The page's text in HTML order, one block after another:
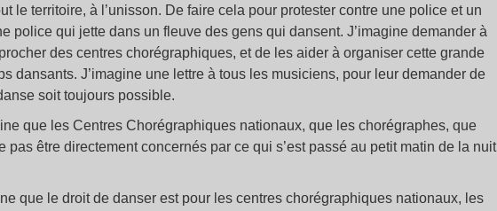
le territoire, à l’unisson. De faire cela pour protester contre une police et un
police qui jette dans un fleuve des gens qui dansent. J’imagine demander à
des centres chorégraphiques, et de les aider à organiser cette grande
dansants. J’imagine une lettre à tous les musiciens, pour leur demander de
soit toujours possible.
que les Centres Chorégraphiques nationaux, que les chorégraphes, que
pas être directement concernés par ce qui s’est passé au petit matin de la nuit
que le droit de danser est pour les centres chorégraphiques nationaux, les